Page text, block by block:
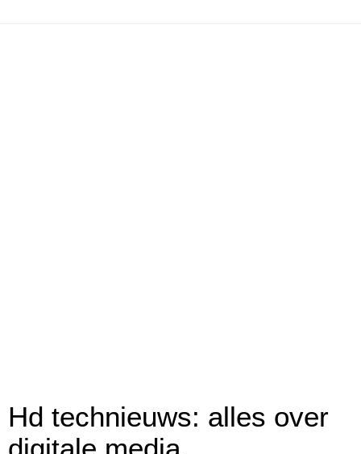
Hd technieuws: alles over